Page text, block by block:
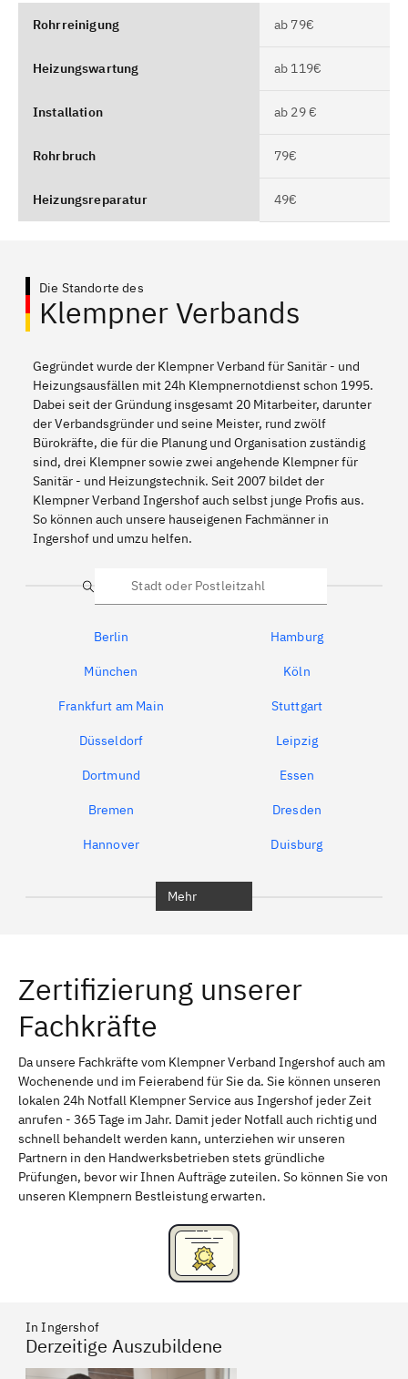
Rohrreinigung ab 79€
Heizungswartung ab 119€
Installation ab 29 €
Rohrbruch 79€
Heizungsreparatur 49€
Die Standorte des
Klempner Verbands
Gegründet wurde der Klempner Verband für Sanitär - und
Heizungsausfällen mit 24h Klempnernotdienst schon 1995.
Dabei seit der Gründung insgesamt 20 Mitarbeiter, darunter
der Verbandsgründer und seine Meister, rund zwölf
Bürokräfte, die für die Planung und Organisation zuständig
sind, drei Klempner sowie zwei angehende Klempner für
Sanitär - und Heizungstechnik. Seit 2007 bildet der
Klempner Verband Ingershof auch selbst junge Profis aus.
So können auch unsere hauseigenen Fachmänner in
Ingershof und umzu helfen.
Suche
Berlin Hamburg
München Köln
Frankfurt am Main Stuttgart
Düsseldorf Leipzig
Dortmund Essen
Bremen Dresden
Hannover Duisburg
Erlangen Bamberg
Bayreuth
Schweinfurt Passau
Freising Rudelsdorf, Mittelfranken
Mehr
Zertifizierung unserer
Fachkräfte
Da unsere Fachkräfte vom Klempner Verband Ingershof auch am
Wochenende und im Feierabend für Sie da. Sie können unseren
lokalen 24h Notfall Klempner Service aus Ingershof jeder Zeit
anrufen - 365 Tage im Jahr. Damit jeder Notfall auch richtig und
schnell behandelt werden kann, unterziehen wir unseren
Partnern in den Handwerksbetrieben stets gründliche
Prüfungen, bevor wir Ihnen Aufträge zuteilen. So können Sie von
unseren Klempnern Bestleistung erwarten.
In Ingershof
Derzeitige Auszubildene